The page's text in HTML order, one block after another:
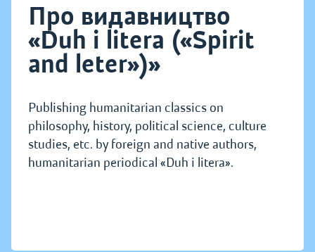
Про видавництво
«Duh i litera («Spirit
and leter»)»
Publishing humanitarian classics on
philosophy, history, political science, culture
studies, etc. by foreign and native authors,
humanitarian periodical «Duh i litera».